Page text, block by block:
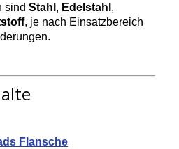
sind Stahl , Edelstahl ,
, je nach Einsatzbereich
Flansche